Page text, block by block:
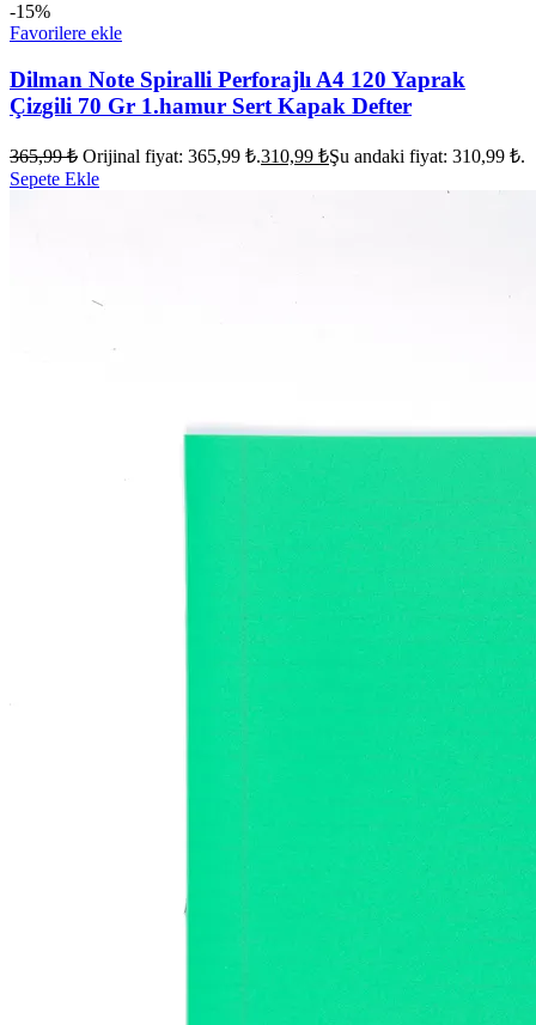
-15%
Favorilere ekle
Dilman Note Spiralli Perforajlı A4 120 Yaprak
Çizgili 70 Gr 1.hamur Sert Kapak Defter
365,99₺ Orijinal fiyat: 365,99 ₺.310,99 ₺Şu andaki fiyat: 310,99 ₺.
Sepete Ekle